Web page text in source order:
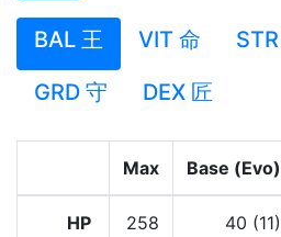
BAL 王 VIT 命
GRD 守
DEX 匠
Max Base (Evo)
HP 258 40 (11)